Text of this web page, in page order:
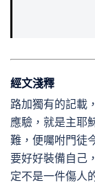
經文淺釋
路加獨有的記載
應驗，就是主耶
難，便囑咐門徒
要好好裝備自己
定不是一件傷人